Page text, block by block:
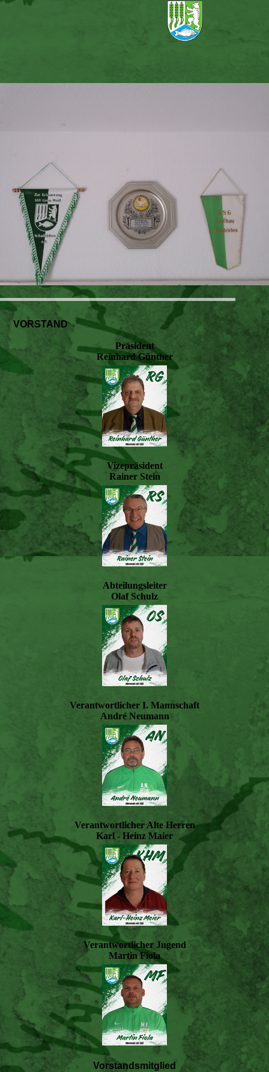
VORSTAND
Präsident
Reinhard Günther
Vizepräsident
Rainer Stein
Abteilungsleiter
Olaf Schulz
Verantwortlicher I. Mannschaft
André Neumann
Verantwortlicher Alte Herren
Karl - Heinz Maier
Verantwortlicher Jugend
Martin Fiola
Vorstandsmitglied